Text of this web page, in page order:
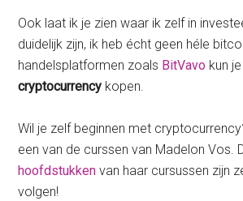
Ook laat ik je zien waar ik zelf in
duidelijk zijn, ik heb écht geen héle
handelsplatformen zoals BitVavo kun
cryptocurrency kopen.
Wil je zelf beginnen met
een van de curssen van Madelon Vos.
hoofdstukken van haar cursussen zijn
volgen!